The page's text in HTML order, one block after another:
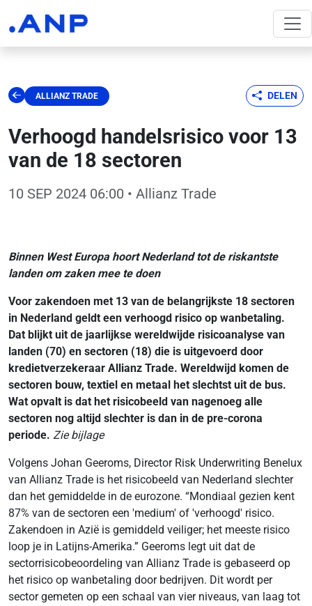
ALLIANZ TRADE DELEN
Verhoogd handelsrisico voor 13
van de 18 sectoren
10 SEP 2024 06:00 • Allianz Trade
Binnen West Europa hoort Nederland tot de riskantste
landen om zaken mee te doen
Voor zakendoen met 13 van de belangrijkste 18 sectoren
in Nederland geldt een verhoogd risico op wanbetaling.
Dat blijkt uit de jaarlijkse wereldwijde risicoanalyse van
landen (70) en sectoren (18) die is uitgevoerd door
kredietverzekeraar Allianz Trade. Wereldwijd komen de
sectoren bouw, textiel en metaal het slechtst uit de bus.
Wat opvalt is dat het risicobeeld van nagenoeg alle
sectoren nog altijd slechter is dan in de pre-corona
periode. Zie bijlage
Volgens Johan Geeroms, Director Risk Underwriting Benelux
van Allianz Trade is het risicobeeld van Nederland slechter
dan het gemiddelde in de eurozone. “Mondiaal gezien kent
87% van de sectoren een 'medium' of 'verhoogd' risico.
Zakendoen in Azië is gemiddeld veiliger; het meeste risico
loop je in Latijns-Amerika.” Geeroms legt uit dat de
sectorrisicobeoordeling van Allianz Trade is gebaseerd op
het risico op wanbetaling door bedrijven. Dit wordt per
sector gemeten op een schaal van vier niveaus, van laag tot